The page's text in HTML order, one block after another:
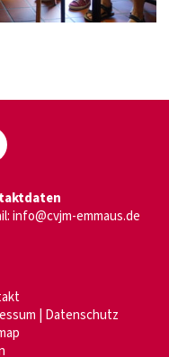
info@cvjm-emmaus.de
Datenschutz